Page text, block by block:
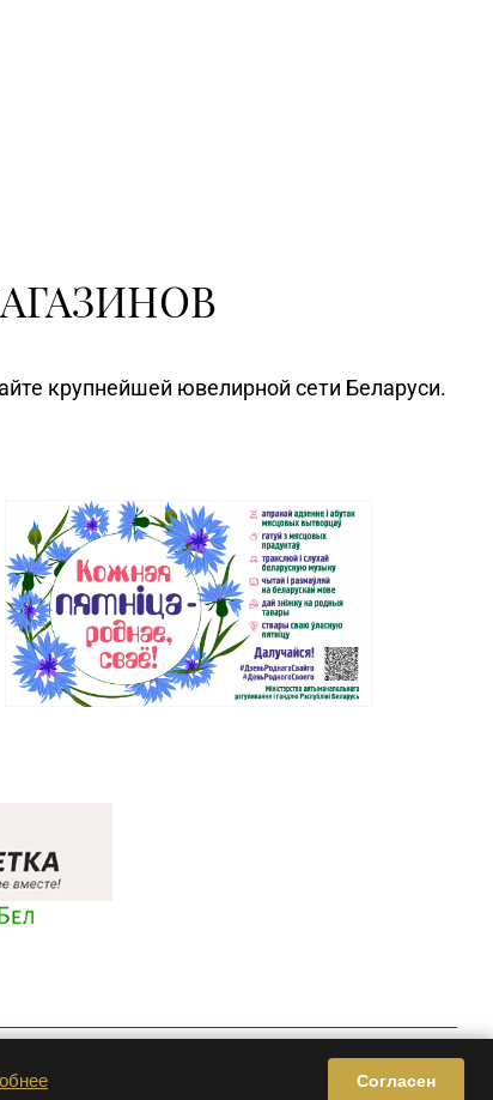
крупнейшей ювелирной сети Беларуси.
Privacy & Cookie Policy | Terms of Service
Согласен